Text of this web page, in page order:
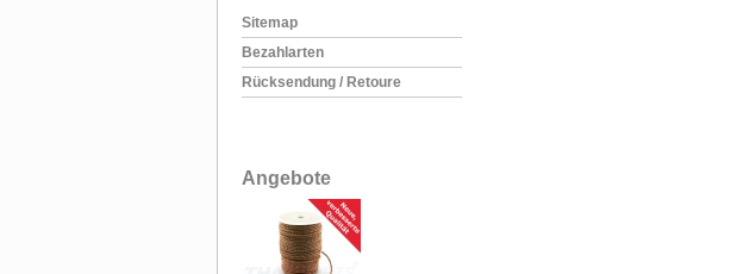
Sitemap
Bezahlarten
Rücksendung / Retoure
Angebote